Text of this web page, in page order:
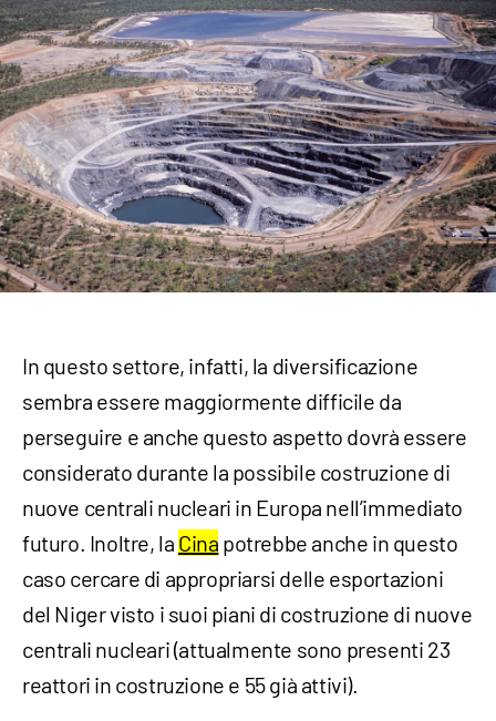
In questo settore, infatti, la diversificazione
sembra essere maggiormente difficile da
perseguire e anche questo aspetto dovrà essere
considerato durante la possibile costruzione di
nuove centrali nucleari in Europa nell’immediato
futuro. Inoltre, la Cina potrebbe anche in questo
caso cercare di appropriarsi delle esportazioni
del Niger visto i suoi piani di costruzione di nuove
centrali nucleari (attualmente sono presenti 23
reattori in costruzione e 55 già attivi).